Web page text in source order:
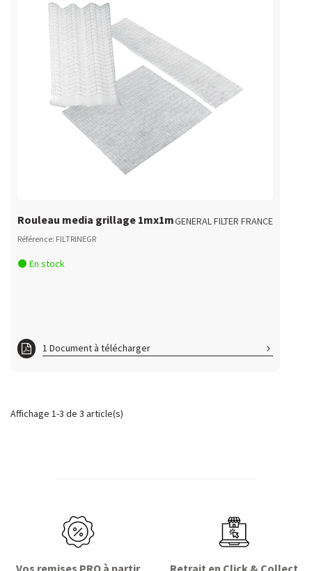
Rouleau media grillage 1mx1mGENERAL FILTER FRANCE
Référence: FILTRINEGR
En stock
1 Document à télécharger
Affichage 1-3 de 3 article(s)